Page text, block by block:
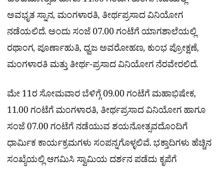
ಅವಭೃತ ಸ್ನಾನ, ಮಂಗಳಾರತಿ, ತೀರ್ಥಪ್ರಸಾದ ವಿನಿಯೋಗ
ನಡೆಯಲಿದೆ. ಅಂದು ಸಂಜೆ 07.00 ಗಂಟೆಗೆ ಯಾಗಶಾಲೆಯಲ್ಲಿ
ರಥಾಂಗ, ಪೂರ್ಣಾಹುತಿ, ಧ್ವಜ ಅವರೋಹಣ, ಕುಂಭ ಪ್ರೋಕ್ಷಣೆ,
ಮಂಗಳಾರತಿ ಮತ್ತು ತೀರ್ಥ-ಪ್ರಸಾದ ವಿನಿಯೋಗ ನೆರವೇರಲಿದೆ.
ಮೇ 11ರ ಸೋಮವಾರ ಬೆಳಿಗ್ಗೆ 09.00 ಗಂಟೆಗೆ ಮಹಾಭಿಷೇಕ,
11.00 ಗಂಟೆಗೆ ಮಂಗಳಾರತಿ, ತೀರ್ಥಪ್ರಸಾದ ವಿನಿಯೋಗ ಹಾಗೂ
ಸಂಜೆ 07.00 ಗಂಟೆಗೆ ನಡೆಯುವ ಶಯನೋತ್ಸವದೊಂದಿಗೆ
ಧಾರ್ಮಿಕ ಕಾರ್ಯಕ್ರಮಗಳು ಸಂಪನ್ನಗೊಳ್ಳಲಿವೆ. ಭಕ್ತಾದಿಗಳು ಹೆಚ್ಚಿನ
ಸಂಖ್ಯೆಯಲ್ಲಿ ಆಗಮಿಸಿ ಸ್ವಾಮಿಯ ದರ್ಶನ ಪಡೆದು ಕೃಪೆಗೆ